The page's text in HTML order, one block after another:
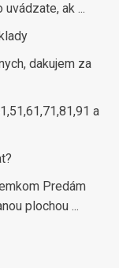
ak ...
dakujem za
a
Predám
plochou ...